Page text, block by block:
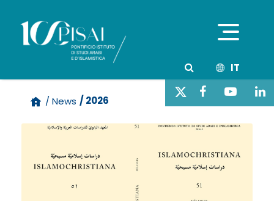
IT
/ News / 2026